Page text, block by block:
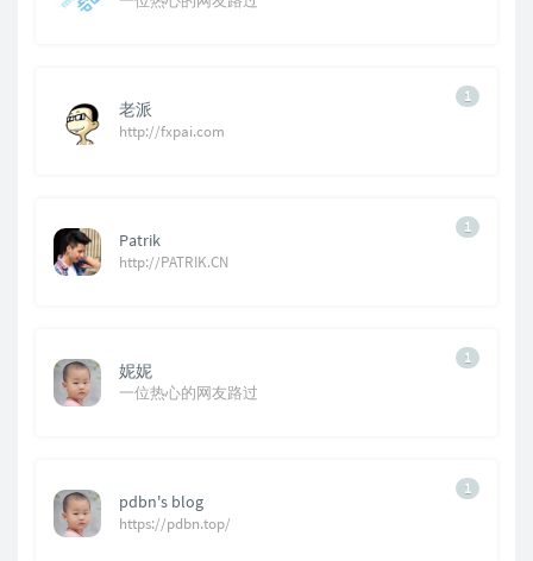
1
老派
http://fxpai.com
1
Patrik
http://PATRIK.CN
1
妮妮
一位热心的网友路过
1
pdbn's blog
https://pdbn.top/